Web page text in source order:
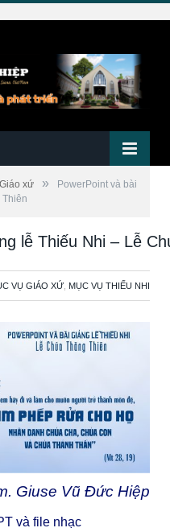
xứ »
PowerPoint và bài
lễ Thiếu Nhi – Lễ
VỤ GIÁO XỨ MỤC VỤ THIẾU NHI
Giuse Vũ Đức Hiệp
và file nhạc